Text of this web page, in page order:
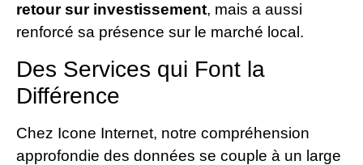
retour sur investissement, mais a aussi
renforcé sa présence sur le marché local.
Des Services qui Font la
Différence
Chez Icone Internet, notre compréhension
approfondie des données se couple à un large